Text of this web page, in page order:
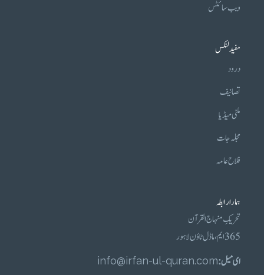
ویب سائٹس
مفید لنکس
درود
تصانیف
ملٹی میڈیا
مجلہ جات
فلاح عامہ
ہمارا رابطہ
تحریکِ منہاج القرآن
365 ایم، ماڈل ٹاؤن لاہور
ای میل :info@irfan-ul-quran.com